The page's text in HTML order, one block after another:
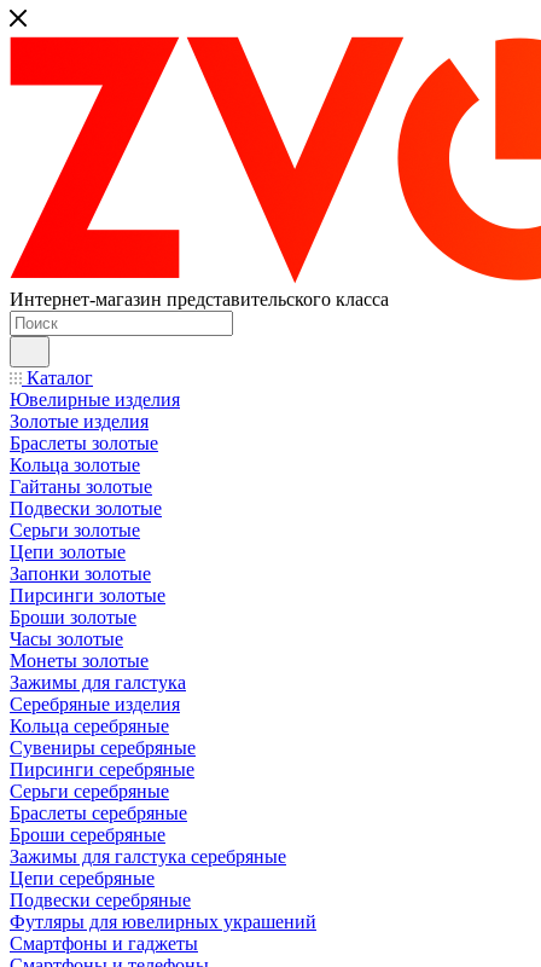
Интернет-магазин представительского класса
Каталог
Ювелирные изделия
Золотые изделия
Браслеты золотые
Кольца золотые
Гайтаны золотые
Подвески золотые
Серьги золотые
Цепи золотые
Запонки золотые
Пирсинги золотые
Броши золотые
Часы золотые
Монеты золотые
Зажимы для галстука
Серебряные изделия
Кольца серебряные
Сувениры серебряные
Пирсинги серебряные
Серьги серебряные
Браслеты серебряные
Броши серебряные
Зажимы для галстука серебряные
Цепи серебряные
Подвески серебряные
Футляры для ювелирных украшений
Смартфоны и гаджеты